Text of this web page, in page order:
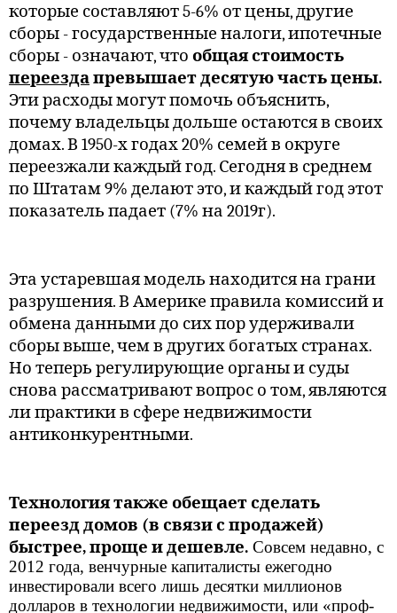
которые составляют 5-6% от цены, другие
сборы - государственные налоги, ипотечные
сборы - означают, что общая стоимость
переездапревышает десятую часть цены.
Эти расходы могут помочь объяснить,
почему владельцы дольше остаются в своих
домах. В 1950-х годах 20% семей в округе
переезжали каждый год. Сегодня в среднем
по Штатам 9% делают это, и каждый год этот
показатель падает (7% на 2019г).
Эта устаревшая модель находится на грани
разрушения. В Америке правила комиссий и
обмена данными до сих пор удерживали
сборы выше, чем в других богатых странах.
Но теперь регулирующие органы и суды
снова рассматривают вопрос о том, являются
ли практики в сфере недвижимости
антиконкурентными.
Технология также обещает сделать
переезд домов (в связи с продажей)
быстрее, проще и дешевле. Совсем недавно, с
2012 года, венчурные капиталисты ежегодно
инвестировали всего лишь десятки миллионов
долларов в технологии недвижимости, или «проф-